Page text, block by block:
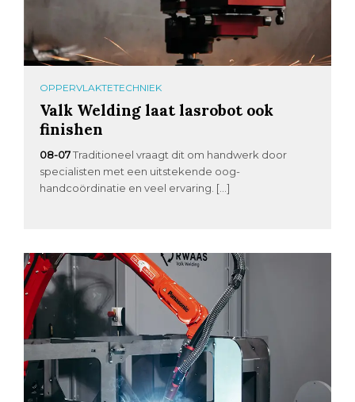
OPPERVLAKTETECHNIEK
Valk Welding laat lasrobot ook
finishen
08-07 Traditioneel vraagt dit om handwerk door
specialisten met een uitstekende oog-
handcoördinatie en veel ervaring. […]